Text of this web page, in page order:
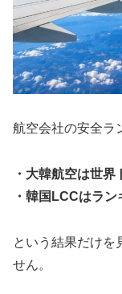
航空会社の安全ラ
・ 大韓航空は世界
・韓国LCCはラン
という結果だけを
せん。